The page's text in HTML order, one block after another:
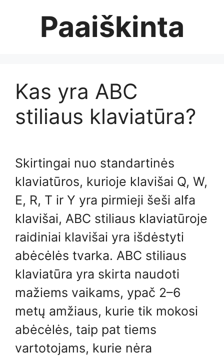
Paaiškinta
Kas yra ABC
stiliaus klaviatūra?
Skirtingai nuo standartinės
klaviatūros, kurioje klavišai Q, W,
E, R, T ir Y yra pirmieji šeši alfa
klavišai, ABC stiliaus klaviatūroje
raidiniai klavišai yra išdėstyti
abėcėlės tvarka. ABC stiliaus
klaviatūra yra skirta naudoti
mažiems vaikams, ypač 2–6
metų amžiaus, kurie tik mokosi
abėcėlės, taip pat tiems
vartotojams, kurie nėra